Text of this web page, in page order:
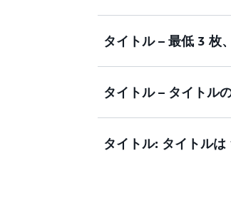
[本文: 役職について説
タイトル – 最低 3 枚
[本文: 役職について説
タイトル – タイトル
[本文: 役職について説
タイトル: タイトル